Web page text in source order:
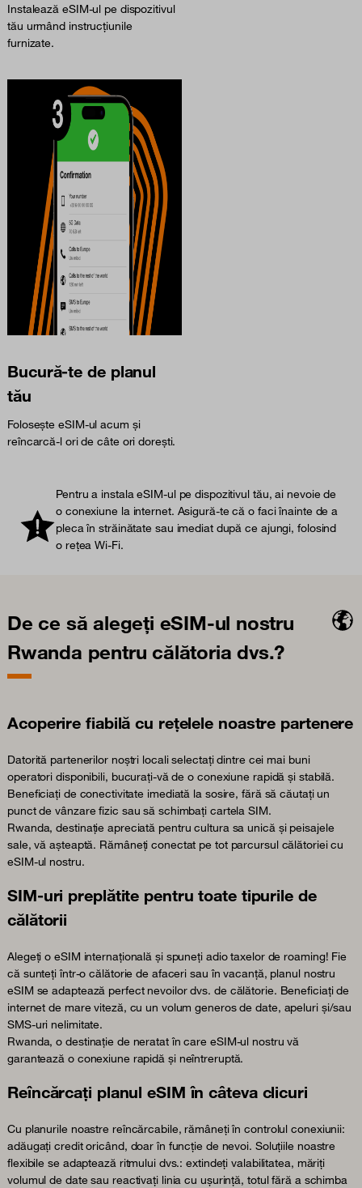
Instalează eSIM-ul pe dispozitivul
tău urmând instrucțiunile
furnizate.
Bucură-te de planul
tău
Folosește eSIM-ul acum și
reîncarcă-l ori de câte ori dorești.
Pentru a instala eSIM-ul pe dispozitivul tău, ai nevoie de
o conexiune la internet. Asigură-te că o faci înainte de a
pleca în străinătate sau imediat după ce ajungi, folosind
o rețea Wi-Fi.
De ce să alegeți eSIM-ul nostru
Rwanda pentru călătoria dvs.?
Acoperire fiabilă cu rețelele noastre partenere
Datorită partenerilor noștri locali selectați dintre cei mai buni
operatori disponibili, bucurați-vă de o conexiune rapidă și stabilă.
Beneficiați de conectivitate imediată la sosire, fără să căutați un
punct de vânzare fizic sau să schimbați cartela SIM.
Rwanda, destinație apreciată pentru cultura sa unică și peisajele
sale, vă așteaptă. Rămâneți conectat pe tot parcursul călătoriei cu
eSIM-ul nostru.
SIM-uri preplătite pentru toate tipurile de
călătorii
Alegeți o eSIM internațională și spuneți adio taxelor de roaming! Fie
că sunteți într-o călătorie de afaceri sau în vacanță, planul nostru
eSIM se adaptează perfect nevoilor dvs. de călătorie. Beneficiați de
internet de mare viteză, cu un volum generos de date, apeluri și/sau
SMS-uri nelimitate.
Rwanda, o destinație de neratat în care eSIM-ul nostru vă
garantează o conexiune rapidă și neîntreruptă.
Reîncărcați planul eSIM în câteva clicuri
Cu planurile noastre reîncărcabile, rămâneți în controlul conexiunii:
adăugați credit oricând, doar în funcție de nevoi. Soluțiile noastre
flexibile se adaptează ritmului dvs.: extindeți valabilitatea, măriți
volumul de date sau reactivați linia cu ușurință, totul fără a schimba